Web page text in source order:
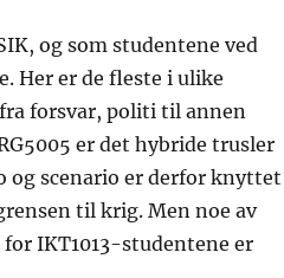
og som studentene ved
Her er de fleste i ulike
forsvar, politi til annen
er det hybride trusler
og scenario er derfor knyttet
til krig. Men noe av
IKT1013-studentene er